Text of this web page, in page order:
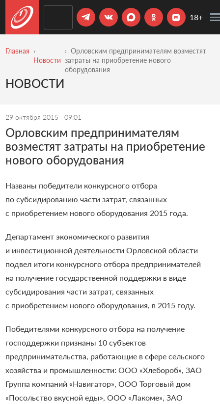
18+
Главная
Новости
Орловским предпринимателям возместят
затраты на приобретение нового
оборудования
НОВОСТИ
29 октября 2015 09:01
Орловским предпринимателям
возместят затраты на приобретение
нового оборудования
Названы победители конкурсного отбора
по субсидированию части затрат, связанных
с приобретением нового оборудования 2015 года.
Департамент экономического развития
и инвестиционной деятельности Орловской области
подвел итоги конкурсного отбора предпринимателей
на получение государственной поддержки в виде
субсидирования части затрат, связанных
с приобретением нового оборудования, в 2015 году.
Победителями конкурсного отбора на получение
господдержки признаны 10 субъектов
предпринимательства, работающие в сфере сельского
хозяйства и промышленности: ООО «Хлебороб», ЗАО
Группа компаний «Навигатор», ООО Торговый дом
«Посольство вкусной еды», ООО «Лакоме», ЗАО